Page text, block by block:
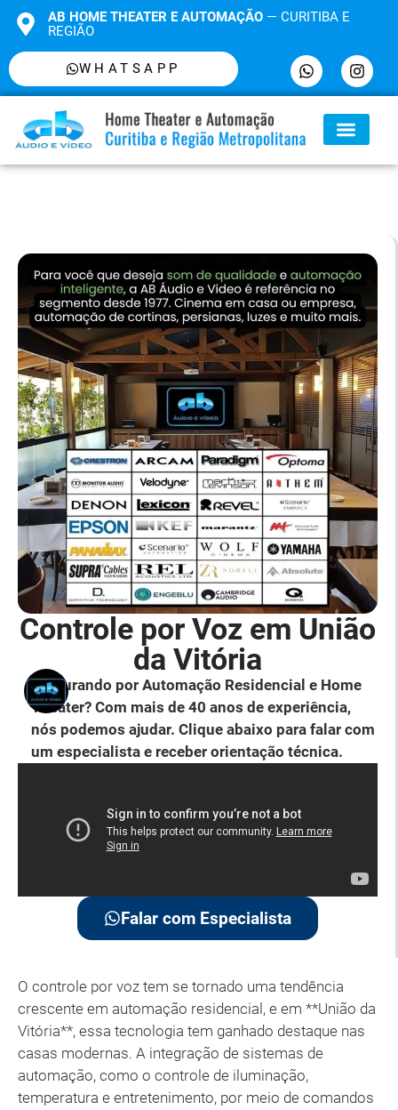
AB HOME THEATER E AUTOMAÇÃO— CURITIBA E
REGIÃO
WHATSAPP
Controle por Voz em União
da Vitória
Procurando por Automação Residencial e Home
Theater? Com mais de 40 anos de experiência,
nós podemos ajudar. Clique abaixo para falar com
um especialista e receber orientação técnica.
Falar com Especialista
O controle por voz tem se tornado uma tendência
crescente em automação residencial, e em **União da
Vitória**, essa tecnologia tem ganhado destaque nas
casas modernas. A integração de sistemas de
automação, como o controle de iluminação,
temperatura e entretenimento, por meio de comandos